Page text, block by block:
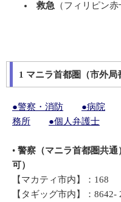
救急 （フィリピン
1 マニラ首都圏（市外局
●警察・消防 ●病院
務所
●個人弁護士
• 警察（マニラ首都圏共通
可）
【マカティ市内】：168
【タギッグ市内】：8642-